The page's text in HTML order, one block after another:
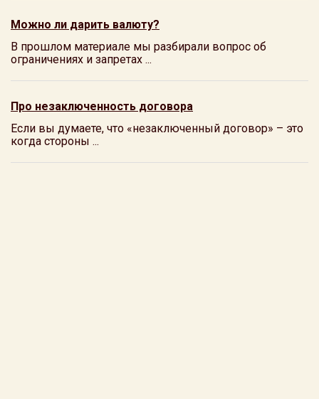
Можно ли дарить валюту?
В прошлом материале мы разбирали вопрос об
ограничениях и запретах ...
Про незаключенность договора
Если вы думаете, что «незаключенный договор» – это
когда стороны ...